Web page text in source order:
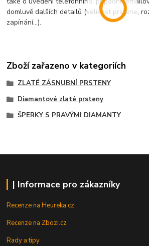
domluvě dalších detailů (velikost prstene,
zapínání...).
Zboží zařazeno v kategoriích
ZLATÉ ZÁSNUBNÍ PRSTENY
Diamantové zlaté prsteny
ŠPERKY S PRAVÝMI DIAMANTY
| Informace pro zákazníky
Recenze na Heureka.cz
Recenze na Zbozi.cz
Rady a tipy